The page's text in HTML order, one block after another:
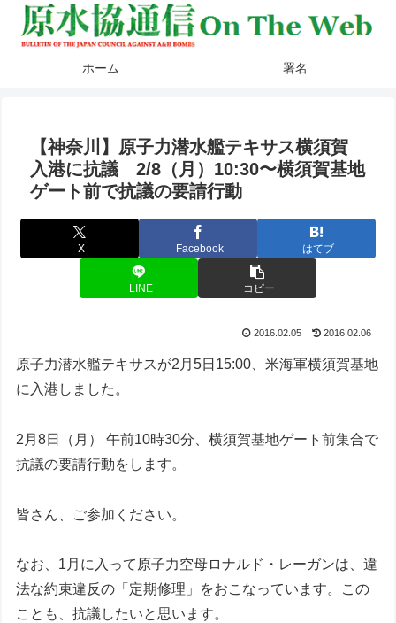
ホーム 署名
【神奈川】原子力潜水艦テキサス横須賀
入港に抗議 2/8（月）10:30〜横須賀基地
ゲート前で抗議の要請行動
X Facebook はてブ
LINE コピー
2016.02.05 2016.02.06
原子力潜水艦テキサスが2月5日15:00、米海軍横須賀基地
に入港しました。
2月8日（月） 午前10時30分、横須賀基地ゲート前集合で
抗議の要請行動をします。
皆さん、ご参加ください。
なお、1月に入って原子力空母ロナルド・レーガンは、違
法な約束違反の「定期修理」をおこなっています。この
ことも、抗議したいと思います。